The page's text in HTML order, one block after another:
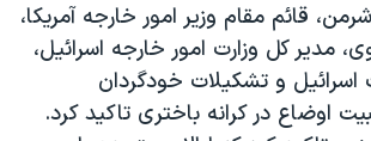
قائم مقام وزیر امور خارجه آمریکا،
مدیر کل وزارت امور خارجه اسرائیل،
اسرائیل و تشکیلات خودگردان
اوضاع در کرانه باختری تاکید کرد.